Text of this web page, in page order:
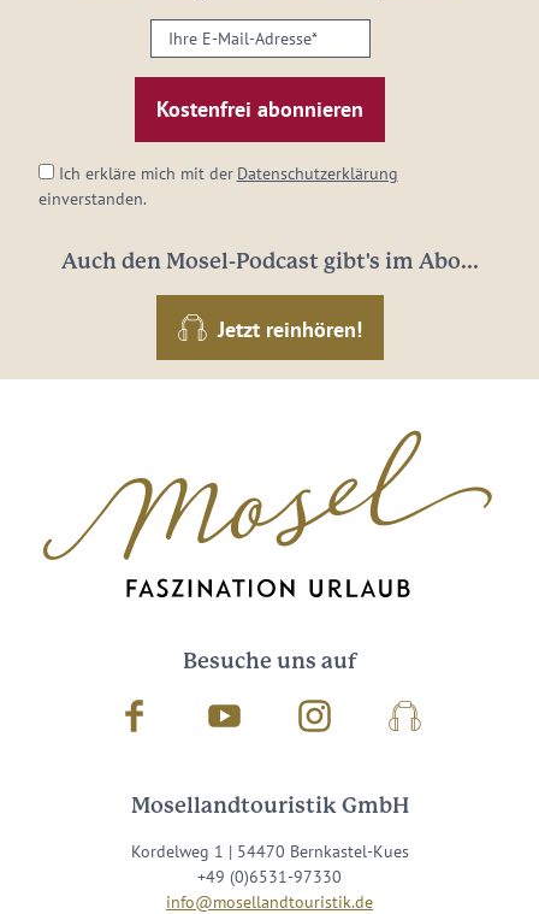
Ihre
E-
Mail-
Adresse:
Ich erkläre mich mit der Datenschutzerklärung
einverstanden.
Auch den Mosel-Podcast gibt's im Abo...
Jetzt reinhören!
Besuche uns auf
Facebook Youtube InstagramPodcast
Mosellandtouristik GmbH
Kordelweg 1 | 54470 Bernkastel-Kues
+49 (0)6531-97330
info@mosellandtouristik.de